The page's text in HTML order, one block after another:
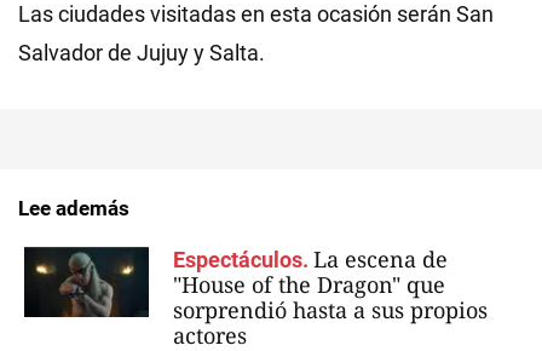
Las ciudades visitadas en esta ocasión serán San
Salvador de Jujuy y Salta.
Lee además
Espectáculos. La escena de
"House of the Dragon" que
sorprendió hasta a sus propios
actores